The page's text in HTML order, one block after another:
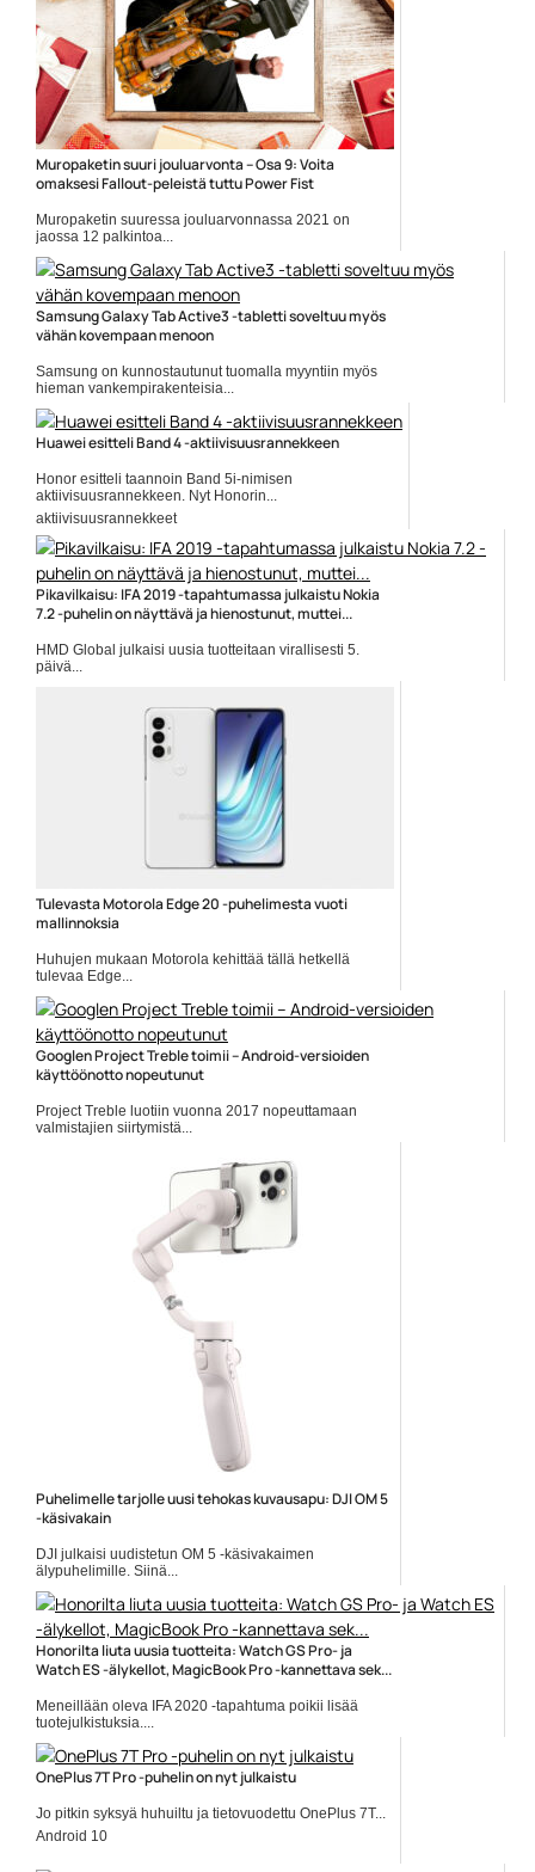
Muropaketin suuri jouluarvonta – Osa 9: Voita
omaksesi Fallout-peleistä tuttu Power Fist
Muropaketin suuressa jouluarvonnassa 2021 on
jaossa 12 palkintoa...
Elokuvauutiset
Samsung Galaxy Tab Active3 -tabletti soveltuu myös
vähän kovempaan menoon
Samsung on kunnostautunut tuomalla myyntiin myös
hieman vankempirakenteisia...
IP68
Huawei esitteli Band 4 -aktiivisuusrannekkeen
Honor esitteli taannoin Band 5i-nimisen
aktiivisuusrannekkeen. Nyt Honorin...
aktiivisuusrannekkeet
Pikavilkaisu: IFA 2019 -tapahtumassa julkaistu Nokia
7.2 -puhelin on näyttävä ja hienostunut, muttei...
HMD Global julkaisi uusia tuotteitaan virallisesti 5.
päivä...
Tulevasta Motorola Edge 20 -puhelimesta vuoti
mallinnoksia
Huhujen mukaan Motorola kehittää tällä hetkellä
tulevaa Edge...
Mobiiliuutiset
Googlen Project Treble toimii – Android-versioiden
käyttöönotto nopeutunut
Project Treble luotiin vuonna 2017 nopeuttamaan
valmistajien siirtymistä...
Puhelimelle tarjolle uusi tehokas kuvausapu: DJI OM 5
-käsivakain
DJI julkaisi uudistetun OM 5 -käsivakaimen
älypuhelimille. Siinä...
dji
Honorilta liuta uusia tuotteita: Watch GS Pro- ja
Watch ES -älykellot, MagicBook Pro -kannettava sek...
Meneillään oleva IFA 2020 -tapahtuma poikii lisää
tuotejulkistuksia....
Honor
OnePlus 7T Pro -puhelin on nyt julkaistu
Jo pitkin syksyä huhuiltu ja tietovuodettu OnePlus 7T...
Android 10